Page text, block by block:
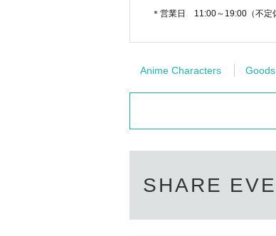
お会計を分けることはできません。
購入制限以上の数量を持たないでく
・ご入店は店内の混雑を避けるため
等での付き添いなどでご一緒での入
当日の状況によりご希望に添えな
・入店チケット確認の際に本人確認
・1日に同一人物による複数のご入
・展示物にはお手を触れないようお願
・係員の指示に従っていただけない
＊営業日 11:00～19:00（不定
Anime Characters Goods
SHARE